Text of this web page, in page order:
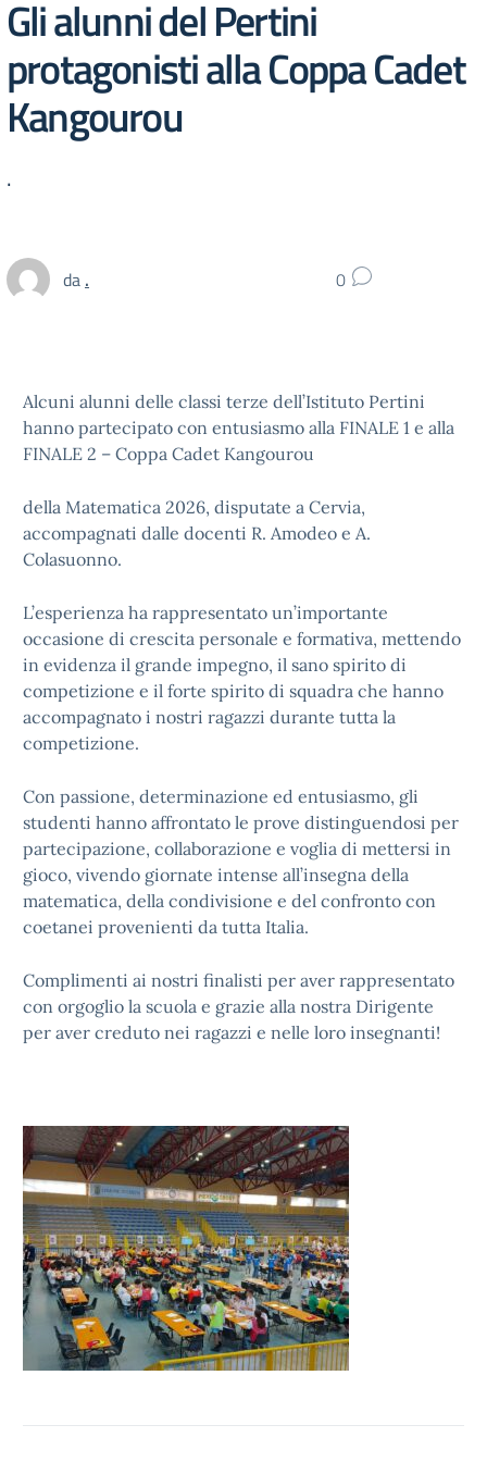
Gli alunni del Pertini
protagonisti alla Coppa Cadet
Kangourou
.
da . 0
Alcuni alunni delle classi terze dell’Istituto Pertini
hanno partecipato con entusiasmo alla FINALE 1 e alla
FINALE 2 – Coppa Cadet Kangourou
della Matematica 2026, disputate a Cervia,
accompagnati dalle docenti R. Amodeo e A.
Colasuonno.
L’esperienza ha rappresentato un’importante
occasione di crescita personale e formativa, mettendo
in evidenza il grande impegno, il sano spirito di
competizione e il forte spirito di squadra che hanno
accompagnato i nostri ragazzi durante tutta la
competizione.
Con passione, determinazione ed entusiasmo, gli
studenti hanno affrontato le prove distinguendosi per
partecipazione, collaborazione e voglia di mettersi in
gioco, vivendo giornate intense all’insegna della
matematica, della condivisione e del confronto con
coetanei provenienti da tutta Italia.
Complimenti ai nostri finalisti per aver rappresentato
con orgoglio la scuola e grazie alla nostra Dirigente
per aver creduto nei ragazzi e nelle loro insegnanti!